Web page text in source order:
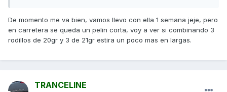
De momento me va bien, vamos llevo con ella 1 semana jeje, pero
en carretera se queda un pelin corta, voy a ver si combinando 3
rodillos de 20gr y 3 de 21gr estira un poco mas en largas.
TRANCELINE